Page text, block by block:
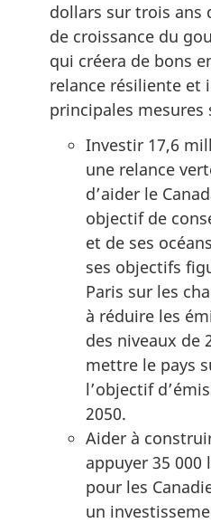
dollars sur trois ans
de croissance du
qui créera de bons
relance résiliente et
principales mesures
Investir 17,6
une relance
d’aider le
objectif de
et de ses
ses objectifs
Paris sur les
à réduire les
des niveaux de
mettre le pays
l’objectif
2050.
Aider à
appuyer 35
pour les
un